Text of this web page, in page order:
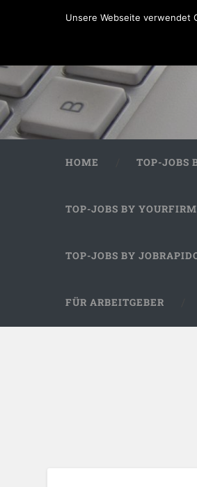
HOME TOP-JOBS
TOP-JOBS BY YOURFIRM
TOP-JOBS BY
FÜR ARBEITGEBER
Unsere Webseite verwendet